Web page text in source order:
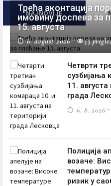
NAJNOVIJE
Трећа аконтација
имовину доспева за
15. августа
6. avgust 2026 53
Четврти
сузбијања
11. августа
града
6. 8. 2026
Полиција
возаче:
ризик у